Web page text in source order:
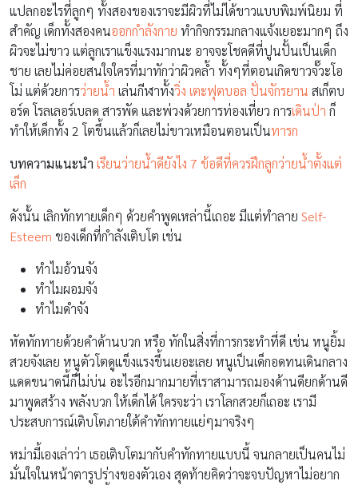
แปลกอะไรที่ลูกๆ ทั้งสองของเราจะมีผิวที่ไม่ได้ขาวแบบพิมพ์นิยม ที่
สำคัญ เด็กทั้งสองคนออกกำลังกาย ทำกิจกรรมกลางแจ้งเยอะมากๆ ถึง
ผิวจะไม่ขาว แต่ลูกเราแข็งแรงมากนะ อาจจะโชคดีที่ปูนปั้นเป็นเด็ก
ชาย เลยไม่ค่อยสนใจใครที่มาทักว่าผิวคล้ำ ทั้งๆที่ตอนเกิดขาวจั๊วะโอ
โม่ แต่ด้วยการว่ายน้ำ เล่นกีฬาทั้งวิ่ง เตะฟุตบอล ปั่นจักรยาน สเก็ตบ
อร์ด โรลเลอร์เบลด สารพัด และพ่วงด้วยการท่องเที่ยว การเดินป่า ก็
ทำให้เด็กทั้ง 2 โตขึ้นแล้วก็เลยไม่ขาวเหมือนตอนเป็นทารก
บทความแนะนำ เรียนว่ายน้ำดียังไง 7 ข้อดีที่ควรฝึกลูกว่ายน้ำตั้งแต่
เล็ก
ดังนั้น เลิกทักทายเด็กๆ ด้วยคำพูดเหล่านี้เถอะ มีแต่ทำลาย Self-
Esteem ของเด็กที่กำลังเติบโต เช่น
ทำไมอ้วนจัง
ทำไมผอมจัง
ทำไมดำจัง
หัดทักทายด้วยคำด้านบวก หรือ ทักในสิ่งที่การกระทำที่ดี เช่น หนูยิ้ม
สวยจังเลย หนูตัวโตดูแข็งแรงขึ้นเยอะเลย หนูเป็นเด็กอดทนเดินกลาง
แดดขนาดนี้ก็ไม่บ่น อะไรอีกมากมายที่เราสามารถมองด้านดียกด้านดี
มาพูดสร้าง พลังบวก ให้เด็กได้ ใครจะว่า เราโลกสวยก็เถอะ เรามี
ประสบการณ์เติบโตภายใต้คำทักทายแย่ๆมาจริงๆ
หม่ามี้เองเล่าว่า เธอเติบโตมากับคำทักทายแบบนี้ จนกลายเป็นคนไม่
มั่นใจในหน้าตารูปร่างของตัวเอง สุดท้ายคิดว่าจะจบปัญหาไม่อยาก